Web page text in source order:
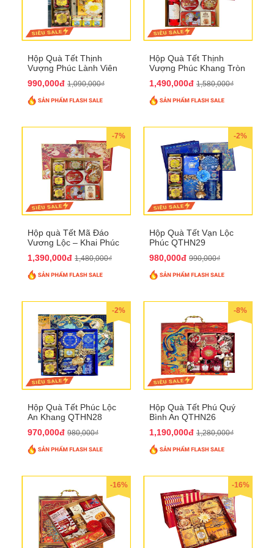
Hộp Quà Tết Thịnh
Vượng Phúc Lành Viên
990,000đ 1,090,000₫
Hộp Quà Tết Thịnh
Vượng Phúc Khang Tròn
1,490,000đ 1,580,000₫
-7%
Hộp quà Tết Mã Đáo
Vương Lộc – Khai Phúc
1,390,000đ 1,480,000₫
-2%
Hộp Quà Tết Vạn Lộc
Phúc QTHN29
980,000đ 990,000₫
-2%
Hộp Quà Tết Phúc Lộc
An Khang QTHN28
970,000đ 980,000₫
-8%
Hộp Quà Tết Phú Quý
Bình An QTHN26
1,190,000đ 1,280,000₫
-16% -16%